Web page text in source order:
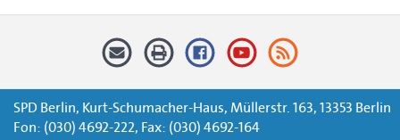
SPD Berlin, Kurt-Schumacher-Haus, Müllerstr. 163, 13353 Berlin
Fon: (030) 4692-222, Fax: (030) 4692-164